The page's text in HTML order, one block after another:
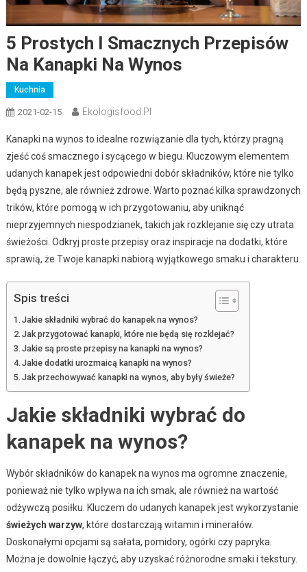
5 Prostych I Smacznych Przepisów
Na Kanapki Na Wynos
Kuchnia
2021-02-15 Ekologisfood.pl
Kanapki na wynos to idealne rozwiązanie dla tych, którzy pragną
zjeść coś smacznego i sycącego w biegu. Kluczowym elementem
udanych kanapek jest odpowiedni dobór składników, które nie tylko
będą pyszne, ale również zdrowe. Warto poznać kilka sprawdzonych
trików, które pomogą w ich przygotowaniu, aby uniknąć
nieprzyjemnych niespodzianek, takich jak rozklejanie się czy utrata
świeżości. Odkryj proste przepisy oraz inspiracje na dodatki, które
sprawią, że Twoje kanapki nabiorą wyjątkowego smaku i charakteru.
Spis treści
Jakie składniki wybrać do kanapek na wynos?
Jak przygotować kanapki, które nie będą się rozklejać?
Jakie są proste przepisy na kanapki na wynos?
Jakie dodatki urozmaicą kanapki na wynos?
Jak przechowywać kanapki na wynos, aby były świeże?
Jakie składniki wybrać do
kanapek na wynos?
Wybór składników do kanapek na wynos ma ogromne znaczenie,
ponieważ nie tylko wpływa na ich smak, ale również na wartość
odżywczą posiłku. Kluczem do udanych kanapek jest wykorzystanie
świeżych warzyw, które dostarczają witamin i minerałów.
Doskonałymi opcjami są sałata, pomidory, ogórki czy papryka.
Można je dowolnie łączyć, aby uzyskać różnorodne smaki i tekstury.